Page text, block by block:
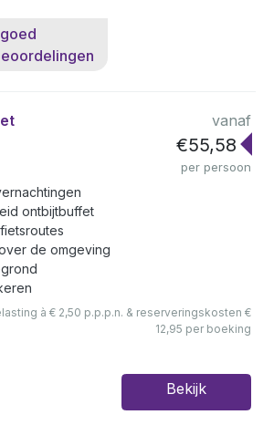
vanaf
€55,58
per persoon
ontbijtbuffet
de omgeving
à € 2,50 p.p.p.n. & reserveringskosten €
12,95 per boeking
Bekijk